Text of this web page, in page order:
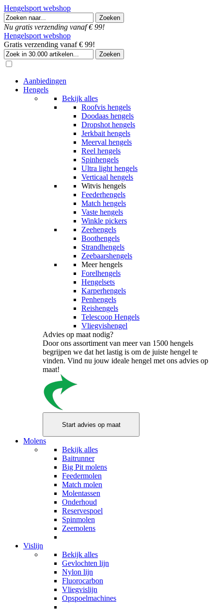
Hengelsport webshop
Nu gratis verzending vanaf € 99!
Hengelsport webshop
Gratis verzending vanaf € 99!
Aanbiedingen
Hengels
Bekijk alles
Roofvis hengels
Doodaas hengels
Dropshot hengels
Jerkbait hengels
Meerval hengels
Reel hengels
Spinhengels
Ultra light hengels
Verticaal hengels
Witvis hengels
Feederhengels
Match hengels
Vaste hengels
Winkle pickers
Zeehengels
Boothengels
Strandhengels
Zeebaarshengels
Meer hengels
Forelhengels
Hengelsets
Karperhengels
Penhengels
Reishengels
Telescoop Hengels
Vliegvishengel
Advies op maat nodig?
Door ons assortiment van meer van 1500 hengels
begrijpen we dat het lastig is om de juiste hengel te
vinden. Vind nu jouw ideale hengel met ons advies op
maat!
Molens
Bekijk alles
Baitrunner
Big Pit molens
Feedermolen
Match molen
Molentassen
Onderhoud
Reservespoel
Spinmolen
Zeemolens
Vislijn
Bekijk alles
Gevlochten lijn
Nylon lijn
Fluorocarbon
Vliegvislijn
Opspoelmachines